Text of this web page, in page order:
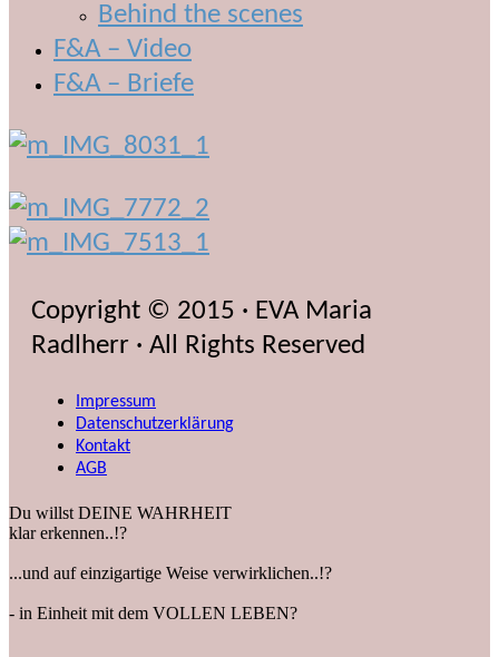
Behind the scenes
F&A – Video
F&A – Briefe
Copyright © 2015 · EVA Maria
Radlherr · All Rights Reserved
Impressum
Datenschutzerklärung
Kontakt
AGB
Du willst DEINE WAHRHEIT
klar erkennen..!?
...und auf einzigartige Weise verwirklichen..!?
- in Einheit mit dem VOLLEN LEBEN?